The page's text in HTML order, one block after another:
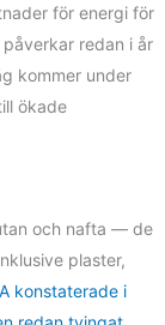
för energi för
redan i år
kommer under
ökade
och nafta — de
plaster,
konstaterade i